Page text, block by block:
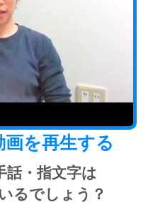
を再生する
話・指文字は
るでしょう？